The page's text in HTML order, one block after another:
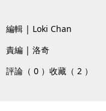
編輯 | Loki Chan
責編 | 洛奇
評論（ 0 ） 收藏（ 2 ）